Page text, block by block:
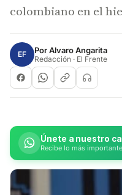
colombiano en el
EF PorAlvaro Angarita
Redacción · El Frente
Únete a nuestro
Recibe lo más